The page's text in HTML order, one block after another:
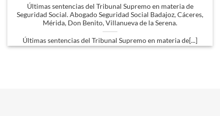
Últimas sentencias del Tribunal Supremo en materia de
Seguridad Social. Abogado Seguridad Social Badajoz, Cáceres,
Mérida, Don Benito, Villanueva de la Serena.
Últimas sentencias del Tribunal Supremo en materia de[...]